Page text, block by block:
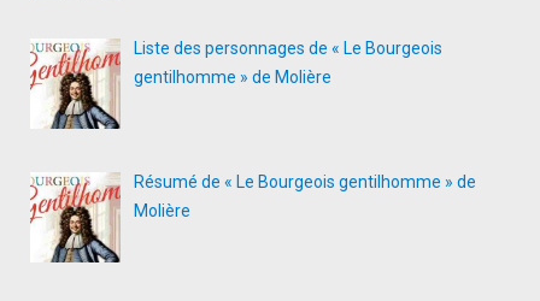
Liste des personnages de « Le Bourgeois
gentilhomme » de Molière
Résumé de « Le Bourgeois gentilhomme » de
Molière